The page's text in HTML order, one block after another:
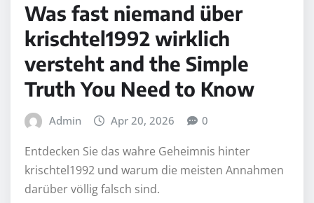
Was fast niemand über
krischtel1992 wirklich
versteht and the Simple
Truth You Need to Know
Admin Apr 20, 2026 0
Entdecken Sie das wahre Geheimnis hinter
krischtel1992 und warum die meisten Annahmen
darüber völlig falsch sind.